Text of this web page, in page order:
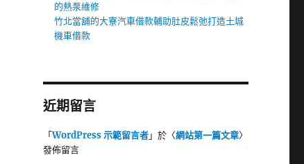
的熱泵維修
竹北當舖的大寮汽車借款輔助肚皮鬆弛打造土城
機車借款
近期留言
「WordPress 示範留言者」於〈網站第一篇文章〉
發佈留言